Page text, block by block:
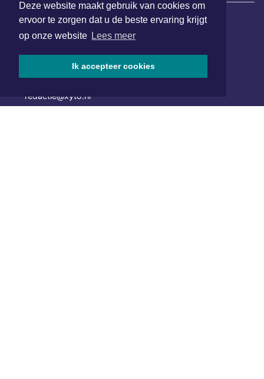
Deze website maakt gebruik van cookies om
ervoor te zorgen dat u de beste ervaring krijgt
op onze website Lees meer
Ik accepteer cookies
Hoofdvestiging:
072 8200 600
redactie@xyto.nl